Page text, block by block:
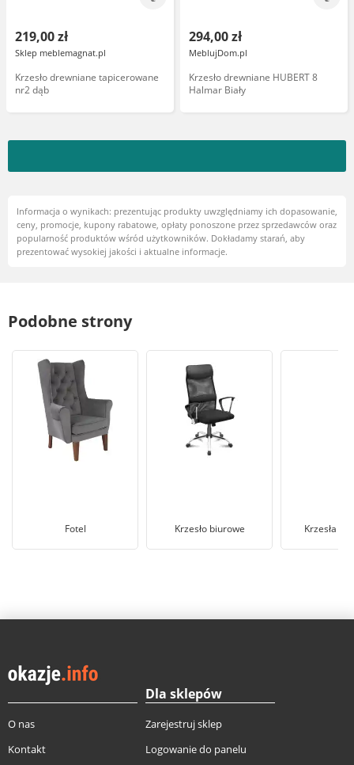
219,00 zł
Sklep meblemagnat.pl
Krzesło drewniane tapicerowane
nr2 dąb
294,00 zł
MeblujDom.pl
Krzesło drewniane HUBERT 8
Halmar Biały
Informacja o wynikach: prezentując produkty uwzględniamy ich dopasowanie,
ceny, promocje, kupony rabatowe, opłaty ponoszone przez sprzedawców oraz
popularność produktów wśród użytkowników. Dokładamy starań, aby
prezentować wysokiej jakości i aktualne informacje.
Podobne strony
Fotel Krzesło biurowe Krzesła
O nas
Kontakt
Dla sklepów
Zarejestruj sklep
Logowanie do panelu